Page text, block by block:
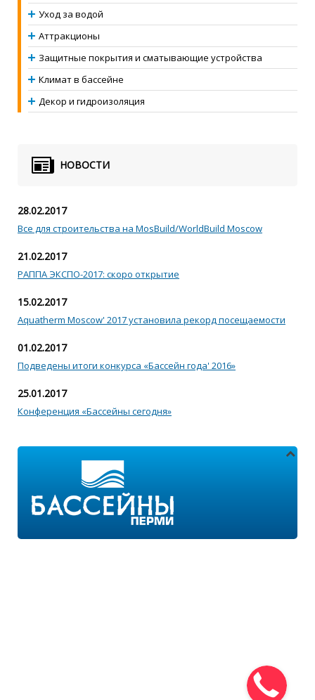
Уход за водой
Аттракционы
Защитные покрытия и сматывающие устройства
Климат в бассейне
Декор и гидроизоляция
НОВОСТИ
28.02.2017
Все для строительства на MosBuild/WorldBuild Moscow
21.02.2017
РАППА ЭКСПО-2017: скоро открытие
15.02.2017
Aquatherm Moscow' 2017 установила рекорд посещаемости
01.02.2017
Подведены итоги конкурса «Бассейн года' 2016»
25.01.2017
Конференция «Бассейны сегодня»